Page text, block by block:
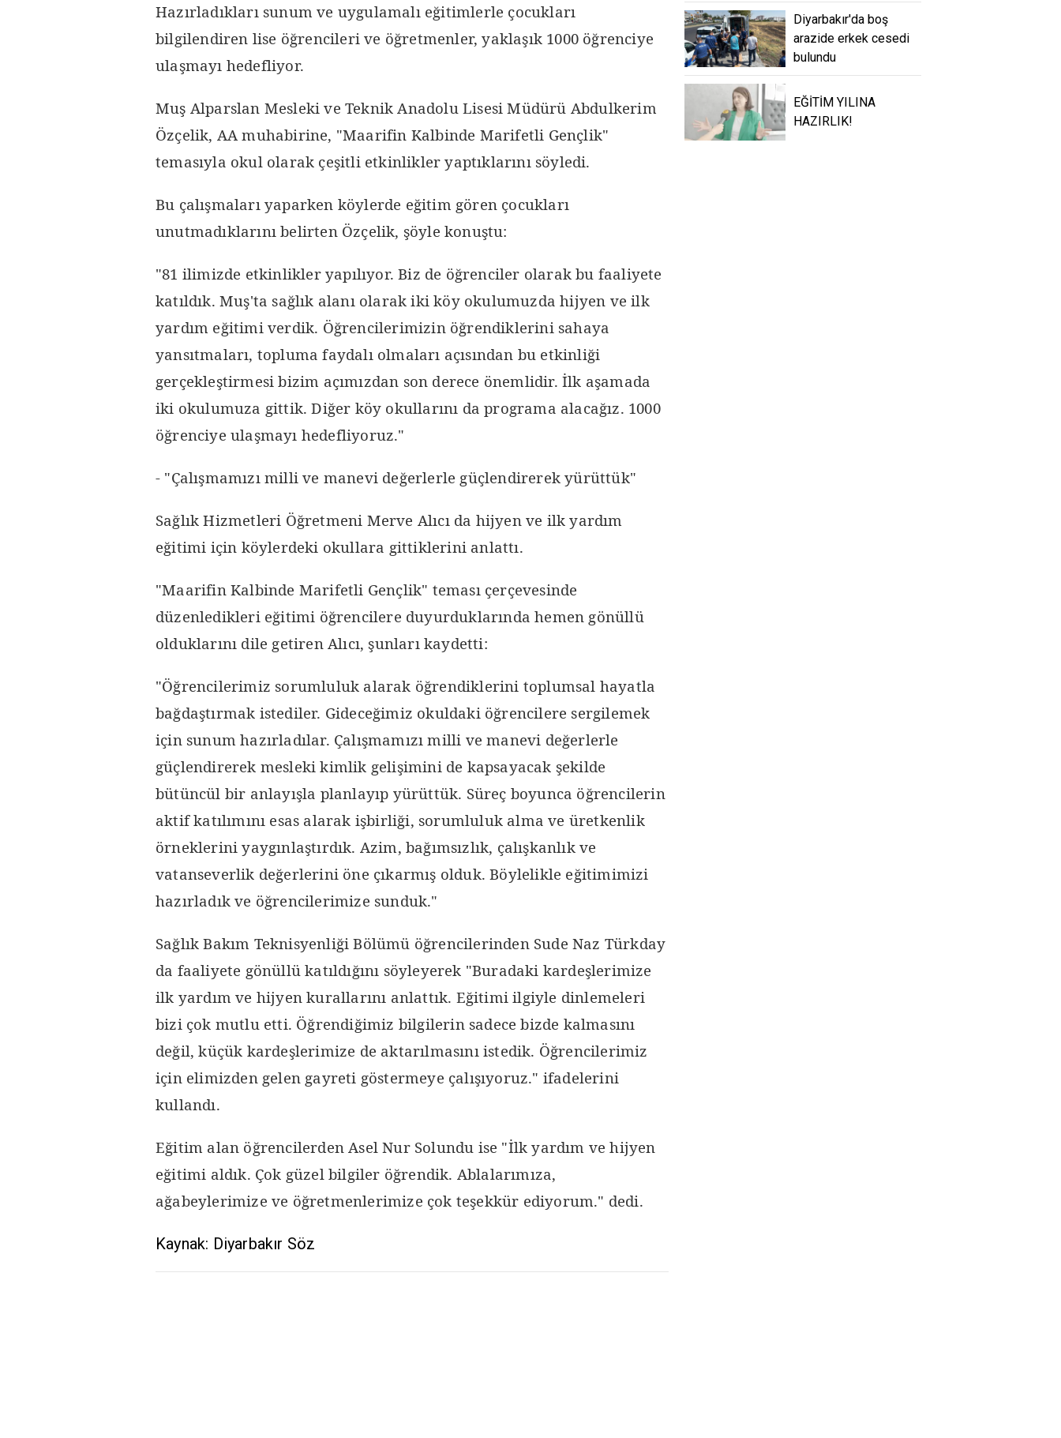
Hazırladıkları sunum ve uygulamalı eğitimlerle çocukları
bilgilendiren lise öğrencileri ve öğretmenler, yaklaşık 1000 öğrenciye
ulaşmayı hedefliyor.
Muş Alparslan Mesleki ve Teknik Anadolu Lisesi Müdürü Abdulkerim
Özçelik, AA muhabirine, "Maarifin Kalbinde Marifetli Gençlik"
temasıyla okul olarak çeşitli etkinlikler yaptıklarını söyledi.
Bu çalışmaları yaparken köylerde eğitim gören çocukları
unutmadıklarını belirten Özçelik, şöyle konuştu:
"81 ilimizde etkinlikler yapılıyor. Biz de öğrenciler olarak bu faaliyete
katıldık. Muş'ta sağlık alanı olarak iki köy okulumuzda hijyen ve ilk
yardım eğitimi verdik. Öğrencilerimizin öğrendiklerini sahaya
yansıtmaları, topluma faydalı olmaları açısından bu etkinliği
gerçekleştirmesi bizim açımızdan son derece önemlidir. İlk aşamada
iki okulumuza gittik. Diğer köy okullarını da programa alacağız. 1000
öğrenciye ulaşmayı hedefliyoruz."
- "Çalışmamızı milli ve manevi değerlerle güçlendirerek yürüttük"
Sağlık Hizmetleri Öğretmeni Merve Alıcı da hijyen ve ilk yardım
eğitimi için köylerdeki okullara gittiklerini anlattı.
"Maarifin Kalbinde Marifetli Gençlik" teması çerçevesinde
düzenledikleri eğitimi öğrencilere duyurduklarında hemen gönüllü
olduklarını dile getiren Alıcı, şunları kaydetti:
"Öğrencilerimiz sorumluluk alarak öğrendiklerini toplumsal hayatla
bağdaştırmak istediler. Gideceğimiz okuldaki öğrencilere sergilemek
için sunum hazırladılar. Çalışmamızı milli ve manevi değerlerle
güçlendirerek mesleki kimlik gelişimini de kapsayacak şekilde
bütüncül bir anlayışla planlayıp yürüttük. Süreç boyunca öğrencilerin
aktif katılımını esas alarak işbirliği, sorumluluk alma ve üretkenlik
örneklerini yaygınlaştırdık. Azim, bağımsızlık, çalışkanlık ve
vatanseverlik değerlerini öne çıkarmış olduk. Böylelikle eğitimimizi
hazırladık ve öğrencilerimize sunduk."
Sağlık Bakım Teknisyenliği Bölümü öğrencilerinden Sude Naz Türkday
da faaliyete gönüllü katıldığını söyleyerek "Buradaki kardeşlerimize
ilk yardım ve hijyen kurallarını anlattık. Eğitimi ilgiyle dinlemeleri
bizi çok mutlu etti. Öğrendiğimiz bilgilerin sadece bizde kalmasını
değil, küçük kardeşlerimize de aktarılmasını istedik. Öğrencilerimiz
için elimizden gelen gayreti göstermeye çalışıyoruz." ifadelerini
kullandı.
Eğitim alan öğrencilerden Asel Nur Solundu ise "İlk yardım ve hijyen
eğitimi aldık. Çok güzel bilgiler öğrendik. Ablalarımıza,
ağabeylerimize ve öğretmenlerimize çok teşekkür ediyorum." dedi.
Kaynak: Diyarbakır Söz
Diyarbakır'da boş
arazide erkek cesedi
bulundu
EĞİTİM YILINA
HAZIRLIK!